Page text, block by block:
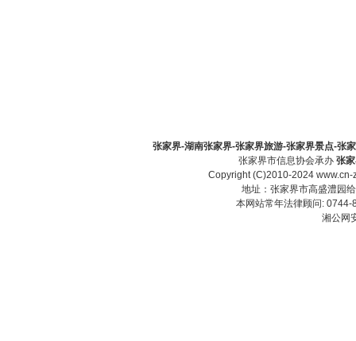
张家界-湖南张家界-张家界旅游-张家界景点-张
张家界市信息协会承办 张
Copyright (C)2010-2024
地址：张家界市高盛澧园
本网站常年法律顾问:
湘公网